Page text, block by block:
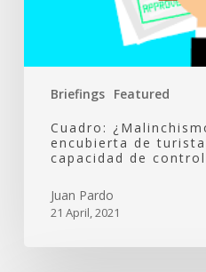
Briefings Featured
Cuadro:
encubierta de
capacidad de
Juan Pardo
21 April, 2021